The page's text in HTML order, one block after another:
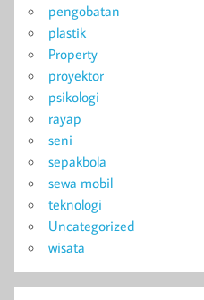
pengobatan
plastik
Property
proyektor
psikologi
rayap
seni
sepakbola
sewa mobil
teknologi
Uncategorized
wisata